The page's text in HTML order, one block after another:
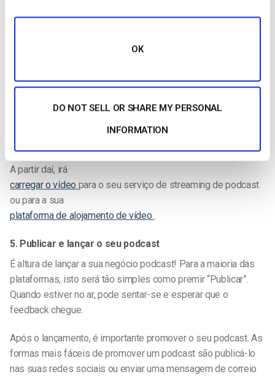
OK
DO NOT SELL OR SHARE MY PERSONAL
INFORMATION
raro ver copos de água à frente dos apresentadores.
carregá-lo. AlgunsprofissionalOs podcasters gostam de
enquanto outros preferem publicar material em bruto. A
escolha é totalmente sua, com base nas suas preferências
A partir daí, irá
carregar o vídeo para o seu serviço de streaming de podcast
ou para a sua
plataforma de alojamento de vídeo.
5. Publicar e lançar o seu podcast
É altura de lançar a suanegóciopodcast! Para a maioria das
plataformas, isto será tão simples como premir “Publicar”.
Quando estiver no ar, pode sentar-se e esperar que o
feedback chegue.
Após o lançamento, é importante promover o seu podcast. As
formas mais fáceis de promover um podcast são publicá-lo
nas suas redes sociais ou enviar uma mensagem de correio